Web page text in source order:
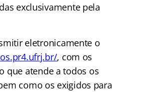
exclusivamente pela
eletronicamente o
, com os
que atende a todos os
como os exigidos para